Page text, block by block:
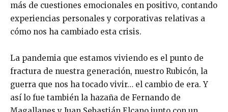
más de cuestiones emocionales en positivo, contando
experiencias personales y corporativas relativas a
cómo nos ha cambiado esta crisis.
La pandemia que estamos viviendo es el punto de
fractura de nuestra generación, nuestro Rubicón, la
guerra que nos ha tocado vivir… el cambio de era. Y
así lo fue también la hazaña de Fernando de